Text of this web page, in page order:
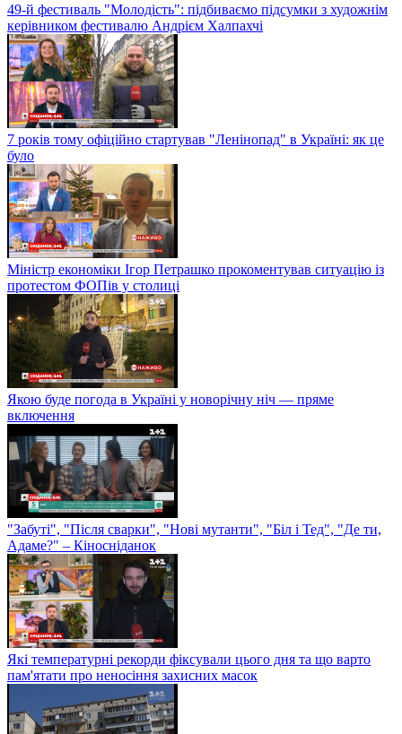
49-й фестиваль "Молодість": підбиваємо підсумки з художнім
керівником фестивалю Андрієм Халпахчі
7 років тому офіційно стартував "Ленінопад" в Україні: як це
було
Міністр економіки Ігор Петрашко прокоментував ситуацію із
протестом ФОПів у столиці
Якою буде погода в Україні у новорічну ніч — пряме
включення
"Забуті", "Після сварки", "Нові мутанти", "Біл і Тед", "Де ти,
Адаме?" – Кіносніданок
Які температурні рекорди фіксували цього дня та що варто
пам'ятати про неносіння захисних масок